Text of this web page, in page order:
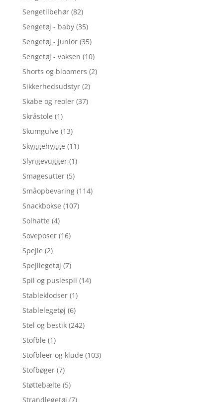
Sengetilbehør (82)
Sengetøj - baby (35)
Sengetøj - junior (35)
Sengetøj - voksen (10)
Shorts og bloomers (2)
Sikkerhedsudstyr (2)
Skabe og reoler (37)
Skråstole (1)
Skumgulve (13)
Skyggehygge (11)
Slyngevugger (1)
Smagesutter (5)
Småopbevaring (114)
Snackbokse (107)
Solhatte (4)
Soveposer (16)
Spejle (2)
Spejllegetøj (7)
Spil og puslespil (14)
Stableklodser (1)
Stablelegetøj (6)
Stel og bestik (242)
Stofble (1)
Stofbleer og klude (103)
Stofbøger (7)
Støttebælte (5)
Strandlegetøj (7)